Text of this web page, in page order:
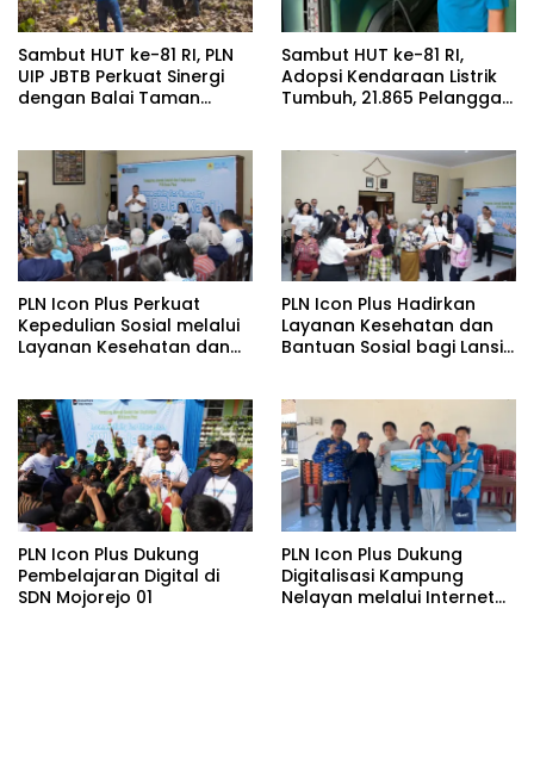
Sambut HUT ke-81 RI, PLN
UIP JBTB Perkuat Sinergi
dengan Balai Taman
SUTET 500 kV Paiton–
Watudodol/Kalipuro
Sambut HUT ke-81 RI,
Adopsi Kendaraan Listrik
Tumbuh, 21.865 Pelanggan
pada Semester I 2026
PLN Icon Plus Perkuat
Kepedulian Sosial melalui
Layanan Kesehatan dan
PLN Icon Plus Hadirkan
Layanan Kesehatan dan
Bantuan Sosial bagi Lansia
PLN Icon Plus Dukung
Pembelajaran Digital di
SDN Mojorejo 01
PLN Icon Plus Dukung
Digitalisasi Kampung
Nelayan melalui Internet